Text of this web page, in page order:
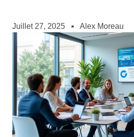
Juillet 27, 2025 Alex Moreau